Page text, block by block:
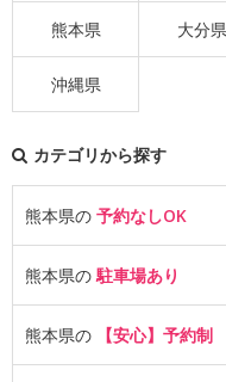
熊本県 大分県
沖縄県
カテゴリから探す
熊本県の 予約なしOK
熊本県の駐車場あり
熊本県の 【安心】予約制